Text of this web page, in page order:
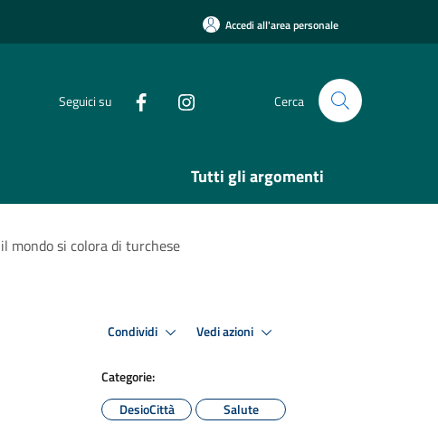
Accedi all'area personale
Seguici su Cerca
Tutti gli argomenti
mondo si colora di turchese
Condividi Vedi azioni
Categorie:
DesioCittà
Salute